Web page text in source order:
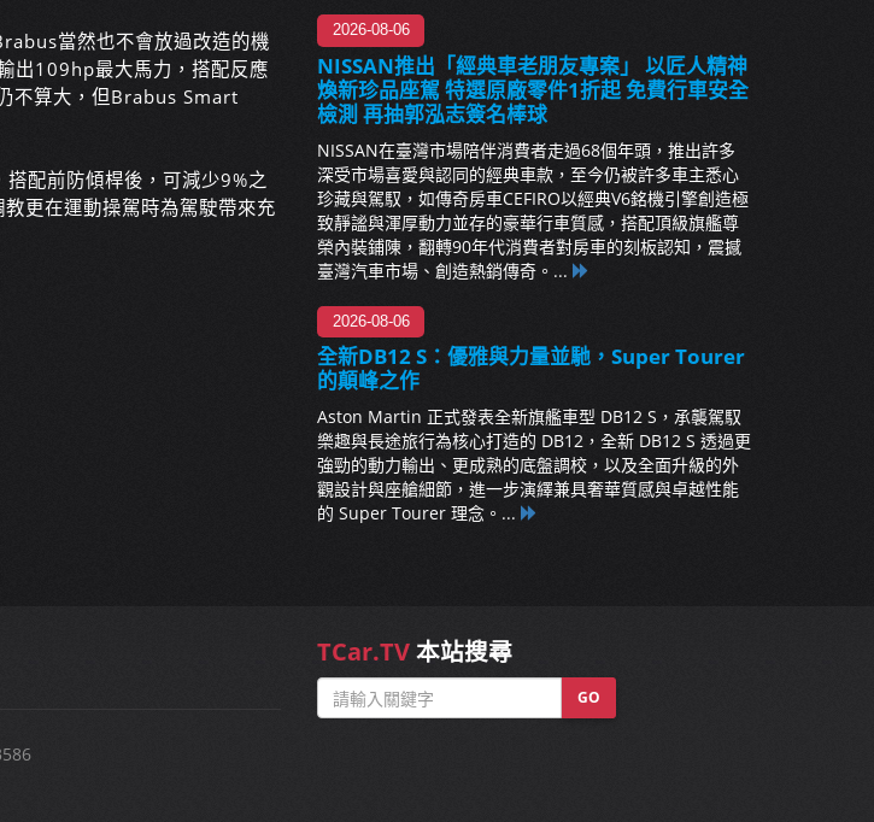
當然也不會放過改造的機
出109hp最大馬力，搭配反應
不算大，但Brabus Smart
搭配前防傾桿後，可減少9%之
更在運動操駕時為駕駛帶來充
2026-08-06
NISSAN推出「經典車老朋友專案」 以匠人精神
煥新珍品座駕 特選原廠零件1折起 免費行車安全
檢測 再抽郭泓志簽名棒球
NISSAN在臺灣市場陪伴消費者走過68個年頭，推出許多
深受市場喜愛與認同的經典車款，至今仍被許多車主悉心
珍藏與駕馭，如傳奇房車CEFIRO以經典V6銘機引擎創造極
致靜謐與渾厚動力並存的豪華行車質感，搭配頂級旗艦尊
榮內裝鋪陳，翻轉90年代消費者對房車的刻板認知，震撼
臺灣汽車市場、創造熱銷傳奇。...
2026-08-06
全新DB12 S：優雅與力量並馳，Super Tourer
的顛峰之作
Aston Martin 正式發表全新旗艦車型 DB12 S，承襲駕馭
樂趣與長途旅行為核心打造的 DB12，全新 DB12 S 透過更
強勁的動力輸出、更成熟的底盤調校，以及全面升級的外
觀設計與座艙細節，進一步演繹兼具奢華質感與卓越性能
的 Super Tourer 理念。...
TCar.TV本站搜尋
GO